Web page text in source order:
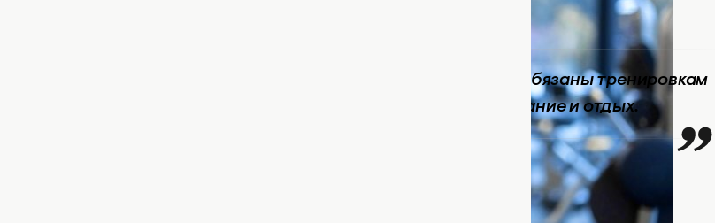
Профессиональные атлеты своими мышцами обязаны тренировкам
лишь на 20%, остальные 80% — это питание и отдых.